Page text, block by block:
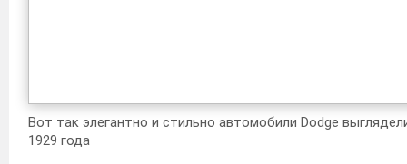
Вот так элегантно и стильно автомобили Dodge
1929 года